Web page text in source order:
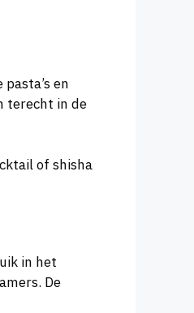
en
terecht in de
of shisha
in het
De